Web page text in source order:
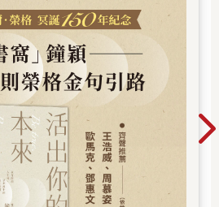
薺菜一樣，我把「春」這個字逐一拆
甲骨文，會發現「春」字的原型，是
芽破土而出的「屯」，加上溫暖的
句話說，「春」這個漢字，蘊含著幼
。找出這些藏於字裡的圖像，感覺就
著描繪。
的寒意仍未散去，因此，有些人忍不
」也有人對節氣產生質疑，覺得根本
有問題，之所以在體感上有差異，是
國的周朝，根據華北地區（今黃河流
境多少有些不同。然而，這樣的差